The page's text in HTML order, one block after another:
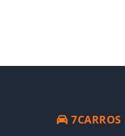
7CARROS